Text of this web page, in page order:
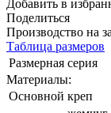
Добавить в
Поделиться
Производство на
Таблица размеров
Размерная серия
Материалы:
Основной креп